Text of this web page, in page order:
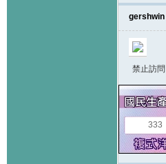
gershwin
禁止訪問
333